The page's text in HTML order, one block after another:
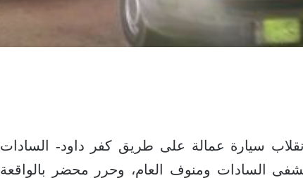
حادث انقلاب سيارة عمالة على طريق كفر داود- السادات
السادات ومنوف العام، وحرر محضر بالواقعة